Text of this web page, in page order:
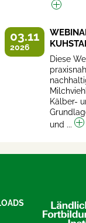
03.11
2026
Diese
Kälber-
und ...